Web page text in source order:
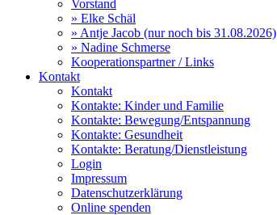
Vorstand
» Elke Schäl
» Antje Jacob (nur noch bis 31.08.2026)
» Nadine Schmerse
Kooperationspartner / Links
Kontakt
Kontakt
Kontakte: Kinder und Familie
Kontakte: Bewegung/Entspannung
Kontakte: Gesundheit
Kontakte: Beratung/Dienstleistung
Login
Impressum
Datenschutzerklärung
Online spenden